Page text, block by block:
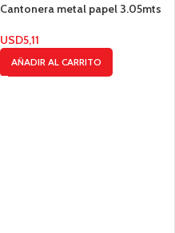
Cantonera metal papel 3.05mts
USD5,11
AÑADIR AL CARRITO